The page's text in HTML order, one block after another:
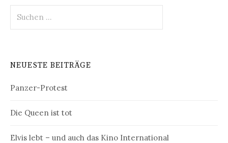
nach:
NEUESTE BEITRÄGE
Panzer-Protest
Die Queen ist tot
Elvis lebt – und auch das Kino International